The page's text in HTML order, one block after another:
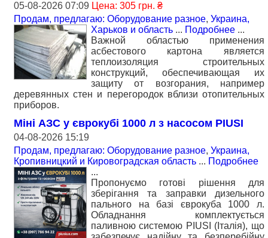
05-08-2026 07:09 Цена: 305 грн. ₴
Продам, предлагаю: Оборудование разное, Украина,
Харьков и область ... Подробнее ...
Важной областью применения
асбестового картона является
теплоизоляция строительных
конструкций, обеспечивающая их
защиту от возгорания, например
деревянных стен и перегородок вблизи отопительных
приборов.
Міні АЗС у єврокубі 1000 л з насосом PIUSI
04-08-2026 15:19
Продам, предлагаю: Оборудование разное, Украина,
Кропивницкий и Кировоградская область ... Подробнее
...
Пропонуємо готові рішення для
зберігання та заправки дизельного
пального на базі єврокуба 1000 л.
Обладнання комплектується
паливною системою PIUSI (Італія), що